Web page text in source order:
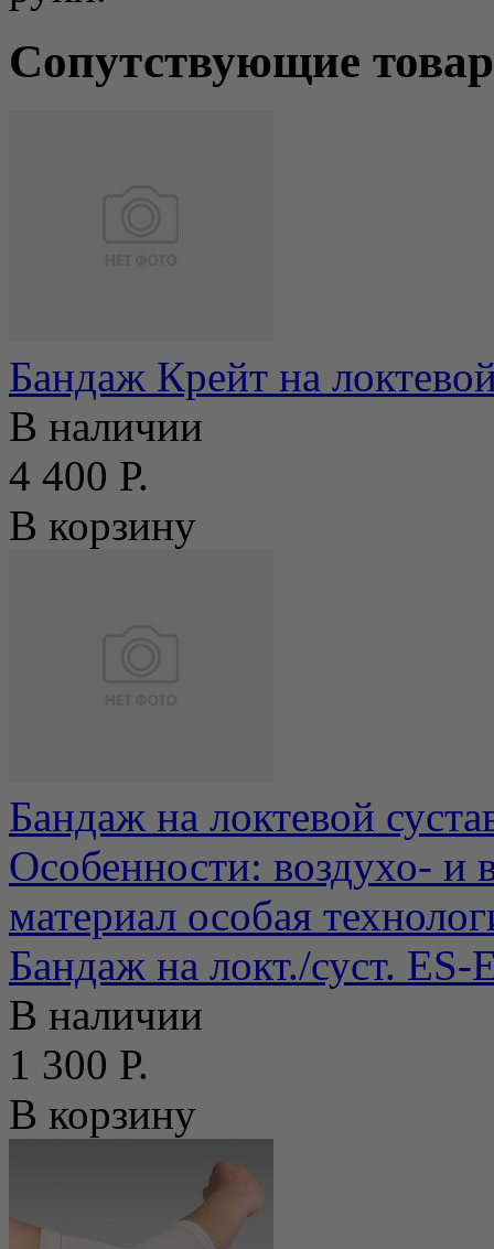
Сопутствующие
Бандаж Крейт на
В наличии
4 400 Р.
В корзину
Бандаж на локтевой
Особенности: воздухо- и
материал особая
Бандаж на локт./суст.
В наличии
1 300 Р.
В корзину